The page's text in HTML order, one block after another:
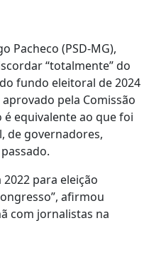
Pacheco (PSD-MG),
“totalmente” do
fundo eleitoral de 2024
pela Comissão
equivalente ao que foi
de governadores,
para eleição
afirmou
com jornalistas na